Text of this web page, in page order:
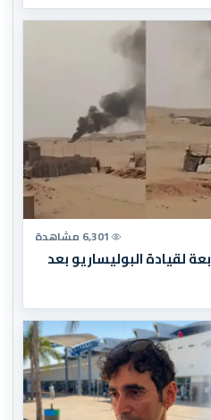
6,301 مشاهدة
لقيادة البوليساريو بعد